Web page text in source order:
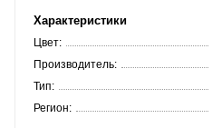
Характеристики
Цвет:
Производитель:
Тип:
Регион: